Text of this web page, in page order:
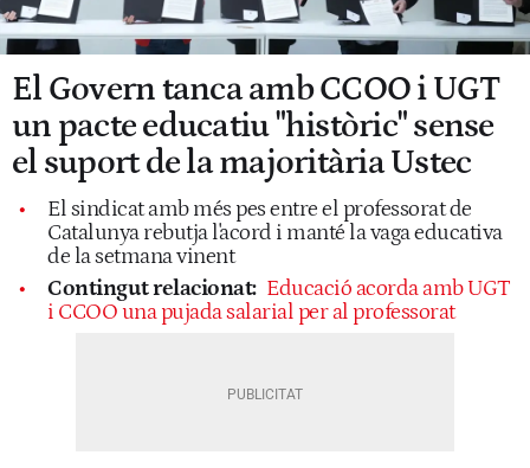
El Govern tanca amb CCOO i UGT
un pacte educatiu "històric" sense
el suport de la majoritària Ustec
El sindicat amb més pes entre el professorat de
Catalunya rebutja l'acord i manté la vaga educativa
de la setmana vinent
Contingut relacionat: Educació acorda amb UGT
i CCOO una pujada salarial per al professorat